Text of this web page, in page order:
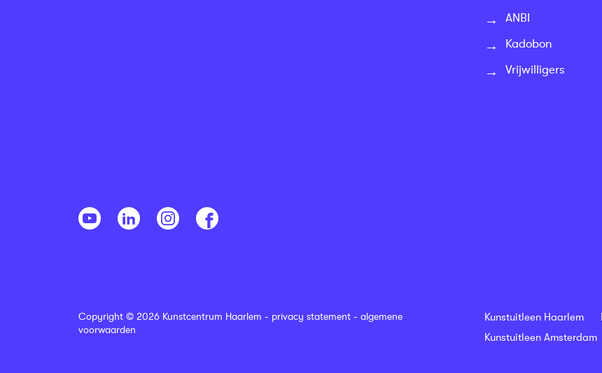
ANBI
Kadobon
Vrijwilligers
Copyright © 2026 Kunstcentrum Haarlem - privacy statement - algemene
voorwaarden
Kunstuitleen Haarlem
Kunstuitleen Amsterdam